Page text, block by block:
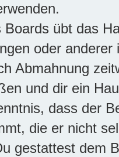
Boards übt das
oder
Abmahnung
und dir ein
dass der
die er nicht
gestattest dem